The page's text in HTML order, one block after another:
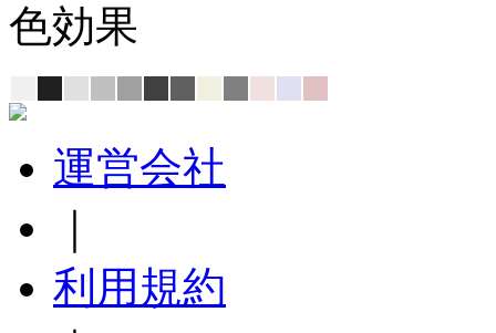
色効果
運営会社
利用規約